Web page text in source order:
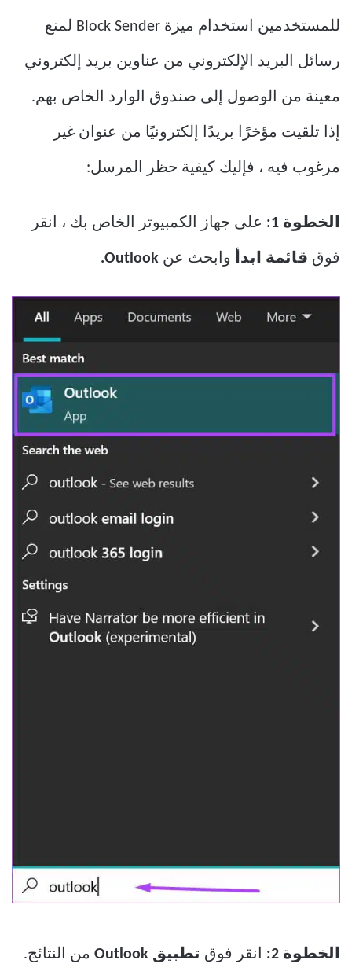
للمستخدمين استخدام ميزة Block Sender لمنع
رسائل البريد الإلكتروني من عناوين بريد إلكتروني
معينة من الوصول إلى صندوق الوارد الخاص بهم.
إذا تلقيت مؤخرًا بريدًا إلكترونيًا من عنوان غير
مرغوب فيه ، فإليك كيفية حظر المرسل:
الخطوة 1: على جهاز الكمبيوتر الخاص بك ، انقر
فوق قائمة ابدأ وابحث عن Outlook.
الخطوة 2: انقر فوق تطبيق Outlook من النتائج.